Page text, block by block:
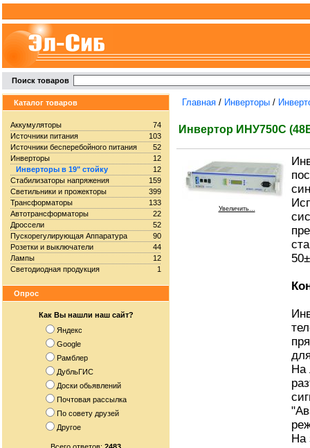
Поиск товаров
Каталог товаров
74
Аккумуляторы
103
Источники питания
52
Источники бесперебойного питания
12
Инверторы
12
Инверторы в 19" стойку
159
Стабилизаторы напряжения
399
Светильники и прожекторы
133
Трансформаторы
22
Автотрансформаторы
52
Дроссели
90
Пускорегулирующая Аппаратура
44
Розетки и выключатели
12
Лампы
1
Светодиодная продукция
Опрос
Как Вы нашли наш сайт?
Яндекс
Google
Рамблер
ДубльГИС
Доски обьявлений
Почтовая рассылка
По совету друзей
Другое
Главная / Инверторы /
Инвертор ИНУ750С
Увеличить...
На
На